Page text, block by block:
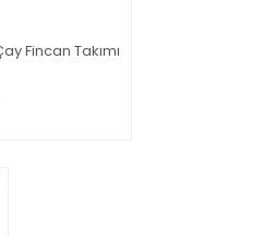
Fincan Takımı